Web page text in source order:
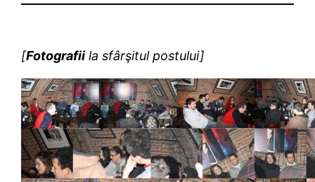
[Fotografii la sfârşitul postului]